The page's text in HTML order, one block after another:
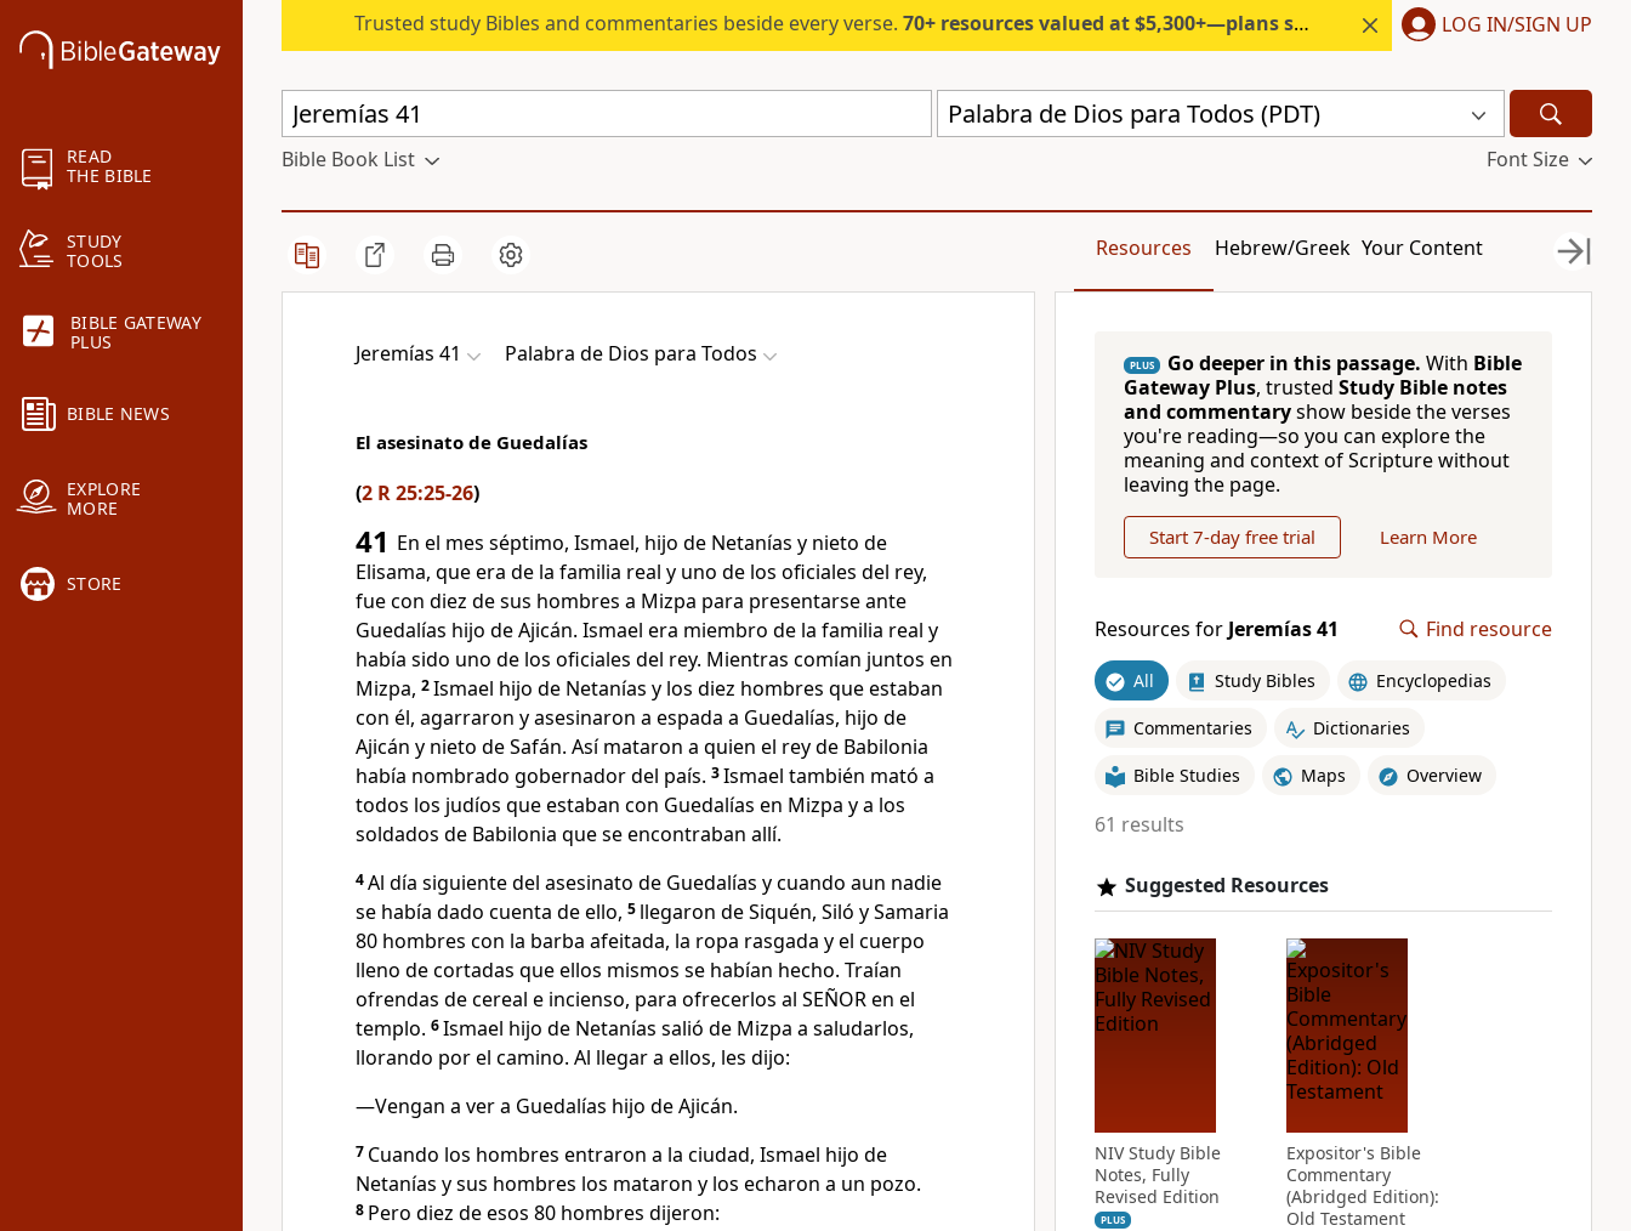
READ
THE BIBLE
STUDY
TOOLS
BIBLE GATEWAY
PLUS
BIBLE NEWS
EXPLORE
MORE
STORE
Trusted study Bibles and commentaries beside every verse. 70+ resources valued at $5,300+—plans start under $6/month. LOG IN/SIGN UP
Palabra de Dios para Todos (PDT)
Bible Book List Font Size
Resources Hebrew/Greek Your Content
Jeremías 41 Palabra de Dios para Todos
El asesinato de Guedalías
(2 R 25:25-26)
41 En el mes séptimo, Ismael, hijo de Netanías y nieto de
Elisama, que era de la familia real y uno de los oficiales del rey,
fue con diez de sus hombres a Mizpa para presentarse ante
Guedalías hijo de Ajicán. Ismael era miembro de la familia real y
había sido uno de los oficiales del rey. Mientras comían juntos en
Mizpa, 2Ismael hijo de Netanías y los diez hombres que estaban
con él, agarraron y asesinaron a espada a Guedalías, hijo de
Ajicán y nieto de Safán. Así mataron a quien el rey de Babilonia
había nombrado gobernador del país. 3Ismael también mató a
todos los judíos que estaban con Guedalías en Mizpa y a los
soldados de Babilonia que se encontraban allí.
4Al día siguiente del asesinato de Guedalías y cuando aun nadie
se había dado cuenta de ello, 5 llegaron de Siquén, Siló y Samaria
80 hombres con la barba afeitada, la ropa rasgada y el cuerpo
lleno de cortadas que ellos mismos se habían hecho. Traían
ofrendas de cereal e incienso, para ofrecerlos al SEÑOR en el
templo. 6Ismael hijo de Netanías salió de Mizpa a saludarlos,
llorando por el camino. Al llegar a ellos, les dijo:
—Vengan a ver a Guedalías hijo de Ajicán.
7 Cuando los hombres entraron a la ciudad, Ismael hijo de
Netanías y sus hombres los mataron y los echaron a un pozo.
8 Pero diez de esos 80 hombres dijeron:
PLUS Go deeper in this passage. With Bible
Gateway Plus, trusted Study Bible notes
and commentaryshow beside the verses
you're reading—so you can explore the
meaning and context of Scripture without
leaving the page.
Start 7-day free trial Learn More
Resources for Jeremías 41 Find resource
All Study Bibles Encyclopedias
Commentaries Dictionaries
Bible Studies Maps Overview
61 results
Suggested Resources
NIV Study Bible
Notes, Fully
Revised Edition
PLUS
Expositor's Bible
Commentary
(Abridged Edition):
Old Testament